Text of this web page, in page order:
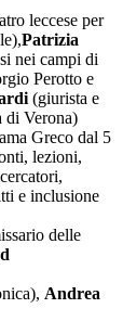
leccese per
Patrizia
nei campi di
Perotto e
(giurista e
di Verona)
Greco dal 5
lezioni,
e inclusione
delle
Andrea